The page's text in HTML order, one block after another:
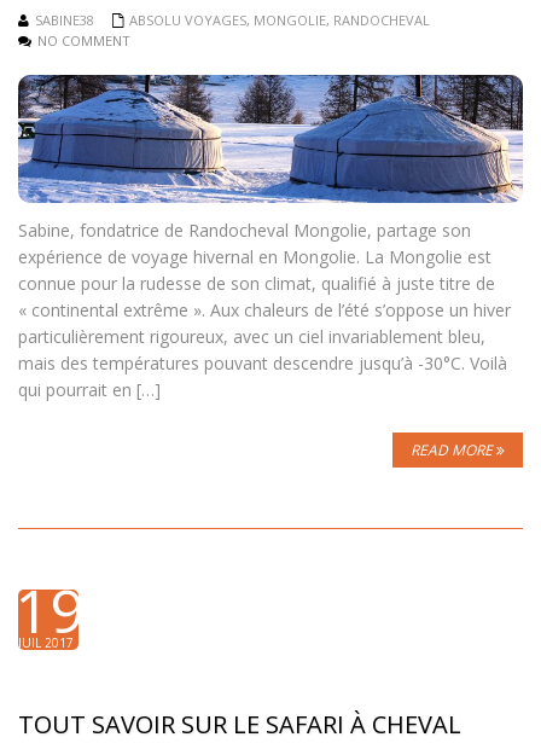
SABINE38 ABSOLU VOYAGES, MONGOLIE, RANDOCHEVAL
NO COMMENT
Sabine, fondatrice de Randocheval Mongolie, partage son
expérience de voyage hivernal en Mongolie. La Mongolie est
connue pour la rudesse de son climat, qualifié à juste titre de
« continental extrême ». Aux chaleurs de l’été s’oppose un hiver
particulièrement rigoureux, avec un ciel invariablement bleu,
mais des températures pouvant descendre jusqu’à -30°C. Voilà
qui pourrait en […]
READ MORE
19
JUIL 2017
TOUT SAVOIR SUR LE SAFARI À CHEVAL